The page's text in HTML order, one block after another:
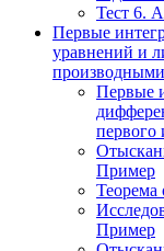
Тест 6.
Первые
уравнений и
Первые
первого
Пример
Теорема
Пример